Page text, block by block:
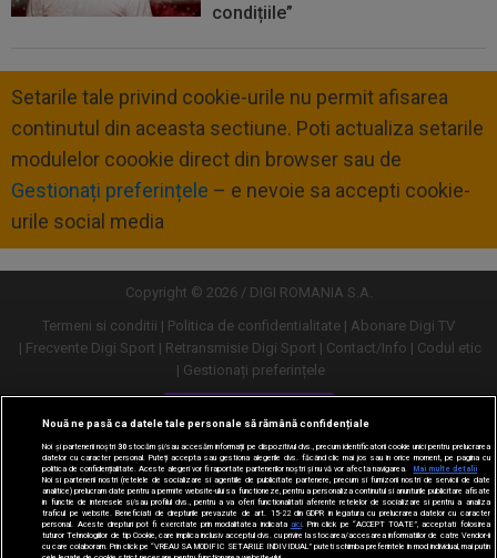
condițiile”
Setarile tale privind cookie-urile nu permit afisarea
continutul din aceasta sectiune. Poti actualiza setarile
modulelor coookie direct din browser sau de
Gestionați preferințele – e nevoie sa accepti cookie-
urile social media
Copyright © 2026 / DIGI ROMANIA S.A.
Termeni si conditii
Politica de confidentialitate
Abonare Digi TV
Frecvente Digi Sport
Retransmisie Digi Sport Contact/Info
Codul etic
Gestionați preferințele
Versiune desktop
Nouă ne pasă ca datele tale personale să rămână confidențiale
Noi și partenerii noștri30stocăm și/sau accesăm informații pe dispozitivul dvs., precum identificatorii cookie unici pentru prelucrarea
datelor cu caracter personal. Puteți accepta sau gestiona alegerile dvs. făcând clic mai jos sau în orice moment, pe pagina cu
politica de confidențialitate. Aceste alegeri vor fi raportate partenerilor noștri și nu vă vor afecta navigarea.
Mai multe detalii
Noi si partenerii nostri (retelele de socializare si agentiile de publicitate partenere, precum si furnizorii nostri de servicii de date
analitice) prelucram date pentru a permite website-ului sa functioneze, pentru a personaliza continutul si anunturile publicitare afisate
in functie de interesele si/sau profilul dvs., pentru a va oferi functionalitati aferente retelelor de socializare si pentru a analiza
traficul pe website. Beneficiati de drepturile prevazute de art. 15-22 din GDPR in legatura cu prelucrarea datelor cu caracter
personal. Aceste drepturi pot fi exercitate prin modalitatea indicata aici. Prin click pe “ACCEPT TOATE”, acceptati folosirea
tuturor Tehnologiilor de tip Cookie, care implica inclusiv acceptul dvs. cu privire la stocarea/accesarea informatiilor de catre Vendor-ii
cu care colaboram. Prin click pe “VREAU SA MODIFIC SETARILE INDIVIDUAL” puteti schimba preferintele in mod individual, mai putin